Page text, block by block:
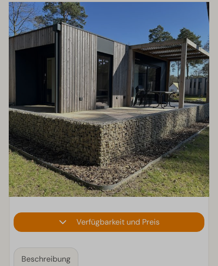
Verfügbarkeit und Preis
Beschreibung